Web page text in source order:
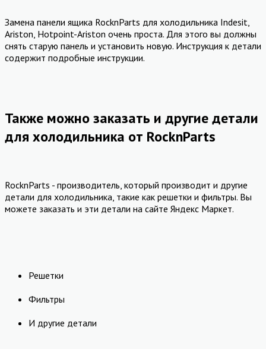
Замена панели ящика RocknParts для холодильника Indesit,
Ariston, Hotpoint-Ariston очень проста. Для этого вы должны
снять старую панель и установить новую. Инструкция к детали
содержит подробные инструкции.
Также можно заказать и другие детали
для холодильника от RocknParts
RocknParts - производитель, который производит и другие
детали для холодильника, такие как решетки и фильтры. Вы
можете заказать и эти детали на сайте Яндекс Маркет.
Решетки
Фильтры
И другие детали